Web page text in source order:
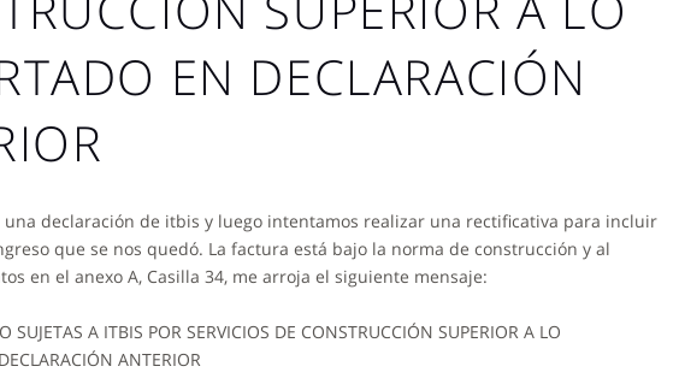
EN DECLARACIÓN
una declaración de itbis y luego intentamos realizar una rectificativa para incluir
que se nos quedó. La factura está bajo la norma de construcción y al
en el anexo A, Casilla 34, me arroja el siguiente mensaje:
SUJETAS A ITBIS POR SERVICIOS DE CONSTRUCCIÓN SUPERIOR A LO
ANTERIOR